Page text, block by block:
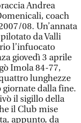
Andrea
coach
08. Un’annata
da Valli
l’infuocato
giovedì 3 aprile
Imola 84-77,
lunghezze
dalla fine.
il sigillo della
il Club mise
appunto, da